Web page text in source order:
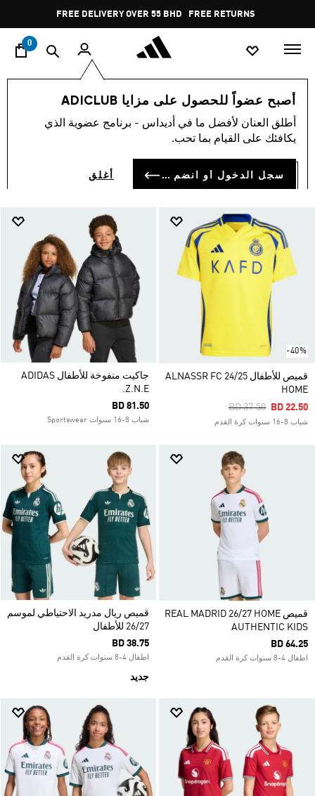
Pause
promotion
rotation
FREE RETURNS
0
أصبح عضواً للحصول على مزايا ADICLUB
أطلق العنان لأفضل ما في أديداس - برنامج عضوية الذي
يكافئك على القيام بما تحب.
سجل الدخول أو انضم الآن أغلق
الأطفال الملابس
ملابس اطفال (1380)
-40%
قميص للأطفال ALNASSR FC 24/25
HOME
Price Reduced
BD 37.50ToBD 22.50
شباب 8-16 سنوات كرة القدم
جاكيت منفوخة للأطفال ADIDAS
Z.N.E.
BD 81.50
شباب 8-16 سنوات Sportswear
قميص REAL MADRID 26/27 HOME
AUTHENTIC KIDS
BD 64.25
اطفال 4-8 سنوات كرة القدم
قميص ريال مدريد الاحتياطي لموسم
26/27 للأطفال
BD 38.75
اطفال 4-8 سنوات كرة القدم
جديد